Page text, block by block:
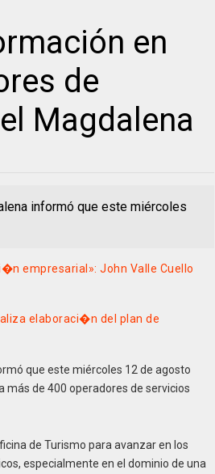
en
de
Magdalena
informó que este miércoles
empresarial»: John Valle Cuello
elaboraci�n del plan de
que este miércoles 12 de agosto
más de 400 operadores de servicios
de Turismo para avanzar en los
especialmente en el dominio de una